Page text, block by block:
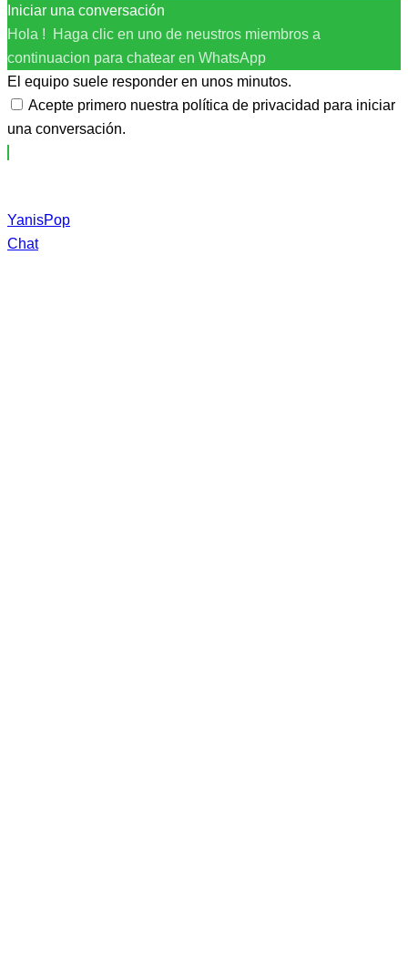
Iniciar una conversación
Hola ! Haga clic en uno de neustros miembros a
continuacion para chatear en WhatsApp
El equipo suele responder en unos minutos.
Acepte primero nuestra política de privacidad para iniciar
una conversación.
YanisPop
Chat